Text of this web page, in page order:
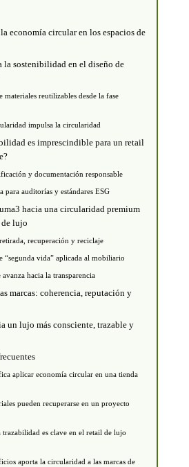
economía circular en los espacios de
la sostenibilidad en el diseño de
materiales reutilizables desde la fase
impulsa la circularidad
es imprescindible para un retail
y documentación responsable
para auditorías y estándares ESG
hacia una circularidad premium
lujo
recuperación y reciclaje
“segunda vida” aplicada al mobiliario
avanza hacia la transparencia
marcas: coherencia, reputación y
un lujo más consciente, trazable y
aplicar economía circular en una tienda
pueden recuperarse en un proyecto
trazabilidad es clave en el retail de lujo
aporta la circularidad a las marcas de